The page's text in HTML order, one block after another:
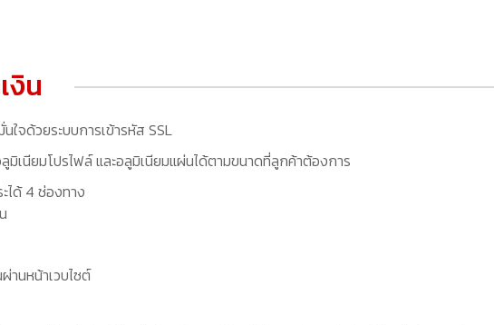
งิน
ใจด้วยระบบการเข้ารหัส SSL
เนียมโปรไฟล์ และอลูมิเนียมแผ่นได้ตามขนาดที่ลูกค้าต้องการ
ได้ 4 ช่องทาง
านหน้าเวบไซต์